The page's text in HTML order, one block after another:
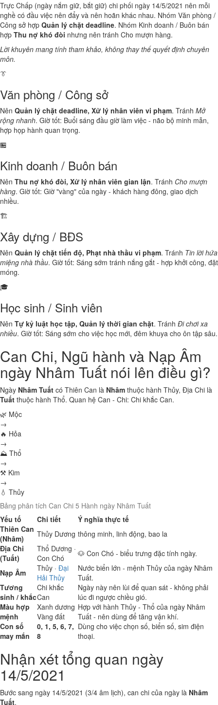
Trực Chấp (ngày nắm giữ, bắt giữ) chi phối ngày 14/5/2021 nên mỗi
nghề có đầu việc nên đẩy và nên hoãn khác nhau. Nhóm Văn phòng /
Công sở hợp Quản lý chặt deadline. Nhóm Kinh doanh / Buôn bán
hợp Thu nợ khó đòi nhưng nên tránh Cho mượn hàng.
Lời khuyên mang tính tham khảo, không thay thế quyết định chuyên
môn.
👔
Văn phòng / Công sở
Nên Quản lý chặt deadline, Xử lý nhân viên vi phạm. Tránh Mở
rộng nhanh. Giờ tốt: Buổi sáng đầu giờ làm việc - não bộ minh mẫn,
hợp họp hành quan trọng.
🏪
Kinh doanh / Buôn bán
Nên Thu nợ khó đòi, Xử lý nhân viên gian lận. Tránh Cho mượn
hàng. Giờ tốt: Giờ "vàng" của ngày - khách hàng đông, giao dịch
nhiều.
🏗️
Xây dựng / BĐS
Nên Quản lý chặt tiến độ, Phạt nhà thầu vi phạm. Tránh Tin lời hứa
miệng nhà thầu. Giờ tốt: Sáng sớm tránh nắng gắt - hợp khởi công, đặt
móng.
🎓
Học sinh / Sinh viên
Nên Tự kỷ luật học tập, Quản lý thời gian chặt. Tránh Đi chơi xa
nhiều. Giờ tốt: Sáng sớm cho việc học mới, đêm khuya cho ôn tập sâu.
Can Chi, Ngũ hành và Nạp Âm
ngày Nhâm Tuất nói lên điều gì?
Ngày Nhâm Tuất có Thiên Can là Nhâm thuộc hành Thủy, Địa Chi là
Tuất thuộc hành Thổ. Quan hệ Can - Chi: Chi khắc Can.
🌿 Mộc
→
🔥 Hỏa
→
⛰ Thổ
→
⚒ Kim
→
💧 Thủy
Bảng phân tích Can Chi 5 Hành ngày Nhâm Tuất
Yếu tố
Chi tiết
Ý nghĩa thực tế
Thiên Can
(Nhâm)
Thủy Dương thông minh, linh động, bao la
Địa Chi
(Tuất)
Thổ Dương ·
Con Chó
🐶 Con Chó - biểu trưng đặc tính ngày.
Nạp Âm
Thủy · Đại
Hải Thủy
Nước biển lớn - mệnh Thủy của ngày Nhâm
Tuất.
Tương
sinh / khắc
Chi khắc
Can
Ngày này nên lùi để quan sát - không phải
lúc đi ngược chiều gió.
Màu hợp
mệnh
Xanh dương
Vàng đất
Hợp với hành Thủy - Thổ của ngày Nhâm
Tuất - nên dùng để tăng vận khí.
Con số
may mắn
0, 1, 5, 6, 7,
8
Dùng cho việc chọn số, biển số, sim điện
thoại.
Nhận xét tổng quan ngày
14/5/2021
Bước sang ngày 14/5/2021 (3/4 âm lịch), can chi của ngày là Nhâm
Tuất.